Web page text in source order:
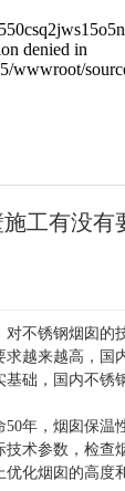
denied in
wwwroot/
工有没有
对不锈钢烟囱的
求越来越高，国
基础，国内不锈
年，烟囱保温
术参数，检查
化烟囱的高度